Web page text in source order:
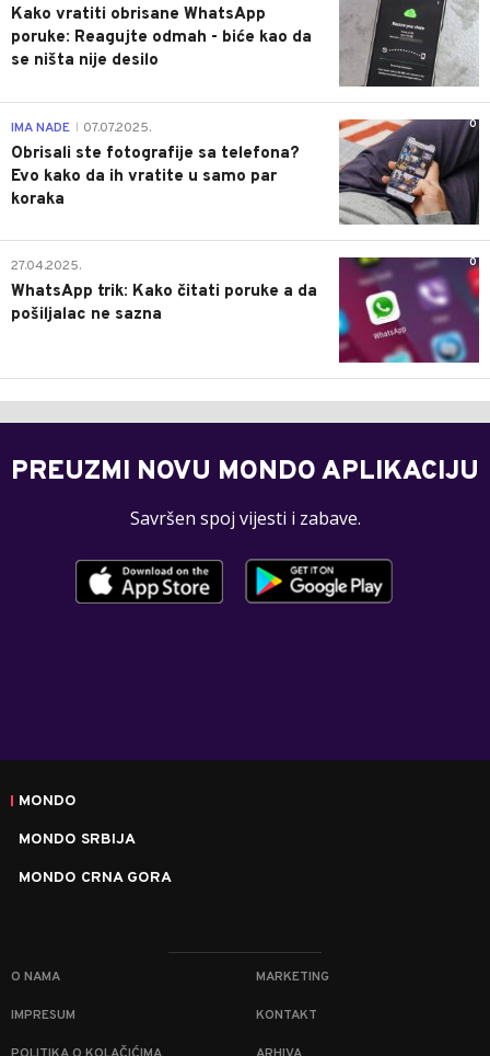
Kako vratiti obrisane WhatsApp
poruke: Reagujte odmah - biće kao da
se ništa nije desilo
0
IMA NADE 07.07.2025.
Obrisali ste fotografije sa telefona?
Evo kako da ih vratite u samo par
koraka
0
27.04.2025.
WhatsApp trik: Kako čitati poruke a da
pošiljalac ne sazna
PREUZMI NOVU MONDO APLIKACIJU
Savršen spoj vijesti i zabave.
MONDO
MONDO SRBIJA
MONDO CRNA GORA
O NAMA MARKETING
IMPRESUM KONTAKT